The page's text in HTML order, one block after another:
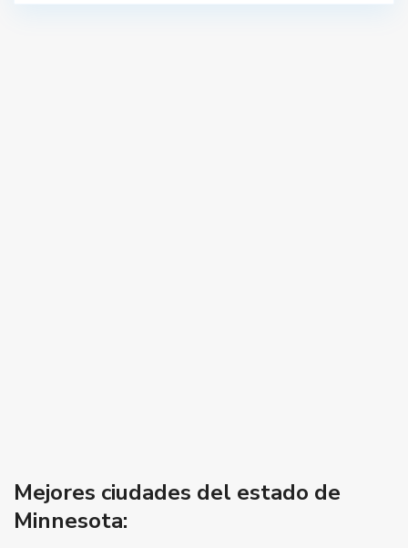
Mejores ciudades del estado de
Minnesota: